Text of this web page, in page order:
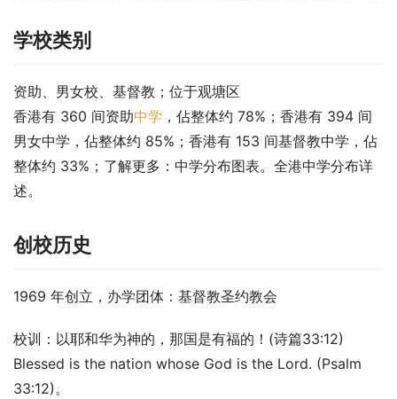
学校类别
资助、男女校、基督教；位于观塘区
香港有 360 间资助中学 ，佔整体约 78%；香港有 394 间
男女中学，佔整体约 85%；香港有 153 间基督教中学，佔
整体约 33%；了解更多：中学分布图表。全港中学分布详
述。
创校历史
1969 年创立，办学团体：基督教圣约教会
校训：以耶和华为神的，那国是有福的！(诗篇33:12)
Blessed is the nation whose God is the Lord. (Psalm
33:12)。